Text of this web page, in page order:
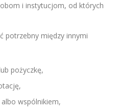
i instytucjom, od których
potrzebny między innymi
pożyczkę,
wspólnikiem,